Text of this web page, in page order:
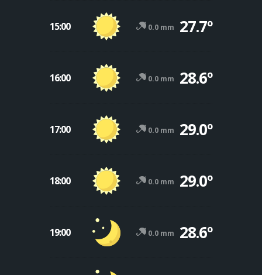
15:00 0.0 mm 27.7º
16:00 0.0 mm 28.6º
17:00 0.0 mm 29.0º
18:00 0.0 mm 29.0º
19:00 0.0 mm 28.6º